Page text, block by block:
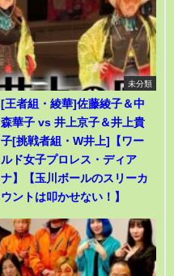
未分類
[王者組・綾華]佐藤綾子＆中
森華子 vs 井上京子＆井上貴
子[挑戦者組・W井上]【ワー
ルド女子プロレス・ディア
ナ】【玉川ボールのスリーカ
ウントは叩かせない！】